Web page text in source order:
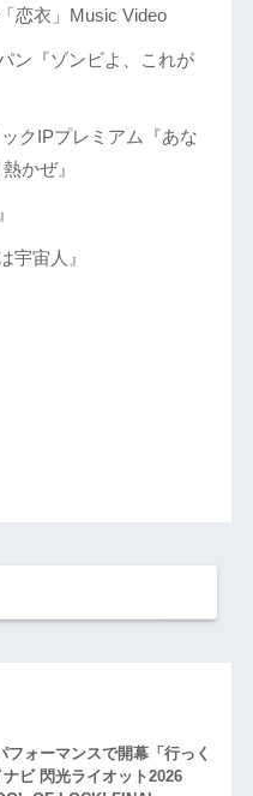
恋衣」Music Video
ン『ゾンビよ、これが
クIPプレミアム『あな
かぜ』
宇宙人』
フォーマンスで開幕「行っく
ビ 閃光ライオット2026